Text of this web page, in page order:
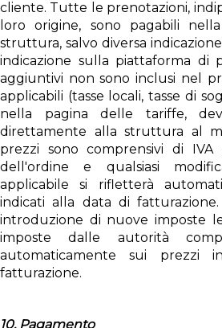
cliente. Tutte le prenotazioni,
loro origine, sono pagabili
struttura, salvo diversa
indicazione sulla piattaforma di
aggiuntivi non sono inclusi nel
applicabili (tasse locali, tasse di
nella pagina delle tariffe,
direttamente alla struttura al
prezzi sono comprensivi di IVA
dell'ordine e qualsiasi
applicabile si rifletterà
indicati alla data di fatturazione.
introduzione di nuove imposte
imposte dalle autorità
automaticamente sui prezzi
fatturazione.
10. Pagamento